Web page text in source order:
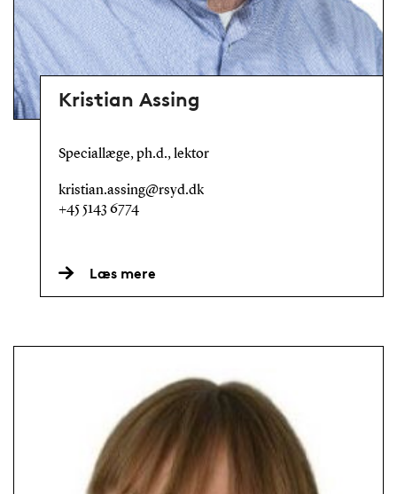
Kristian Assing
Speciallæge, ph.d., lektor
kristian.assing@rsyd.dk
+45 5143 6774
Læs mere